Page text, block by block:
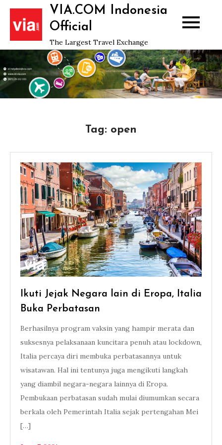
Skip
content
VIA.COM Indonesia
Official
The Largest Travel Exchange
Tag: open
Ikuti Jejak Negara lain di Eropa, Italia
Buka Perbatasan
Berhasilnya program vaksin yang hampir merata dan
suksesnya pelaksanaan kuncitara penuh atau lockdown,
Italia percaya diri membuka perbatasannya untuk
wisatawan. Hal ini tentunya juga mengikuti langkah
yang diambil negara-negara lainnya di Eropa.
Pembukaan perbatasan sudah mulai diumumkan secara
berkala oleh Pemerintah Italia sejak pertengahan Mei
[…]